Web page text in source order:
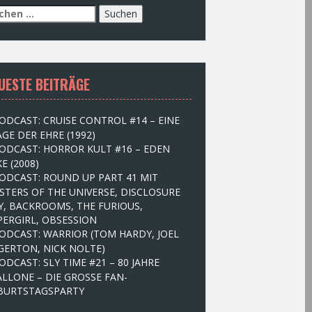
BEITRÄGE
CRUISE CONTROL #14 – EINE
DER EHRE (1992)
HORROR KULT #16 – EDEN
(2008)
ROUND UP PART 41 MIT
OF THE UNIVERSE, DISCLOSURE
BACKROOMS, THE FURIOUS,
OBSESSION
WARRIOR (TOM HARDY, JOEL
NICK NOLTE)
SLY TIME #21 – 80 JAHRE
– DIE GROSSE FAN-